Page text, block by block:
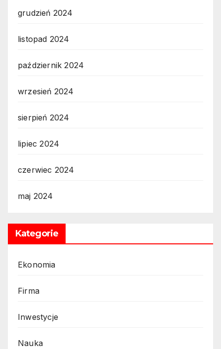
grudzień 2024
listopad 2024
październik 2024
wrzesień 2024
sierpień 2024
lipiec 2024
czerwiec 2024
maj 2024
Kategorie
Ekonomia
Firma
Inwestycje
Nauka